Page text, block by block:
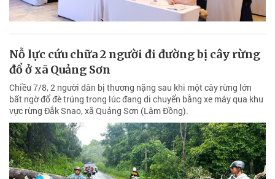
Nỗ lực cứu chữa 2 người đi đường bị cây rừng
đổ ở xã Quảng Sơn
Chiều 7/8, 2 người dân bị thương nặng sau khi một cây rừng lớn
bất ngờ đổ đè trúng trong lúc đang di chuyển bằng xe máy qua khu
vực rừng Đắk Snao, xã Quảng Sơn (Lâm Đồng).